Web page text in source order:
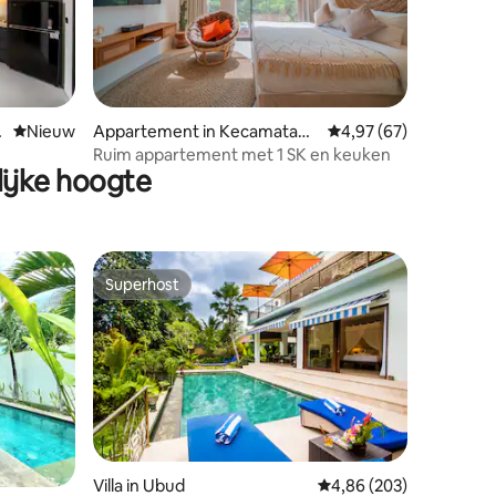
Nieuwe accommodatie
Nieuw
Appartement in Kecamatan
Kuta Utara
Gemiddelde
4,97 (67)
Ruim appartement met 1 SK en keuken
hoogte
Superhost
Superhost
Villa in Ubud Gemiddelde
4,86 (203)